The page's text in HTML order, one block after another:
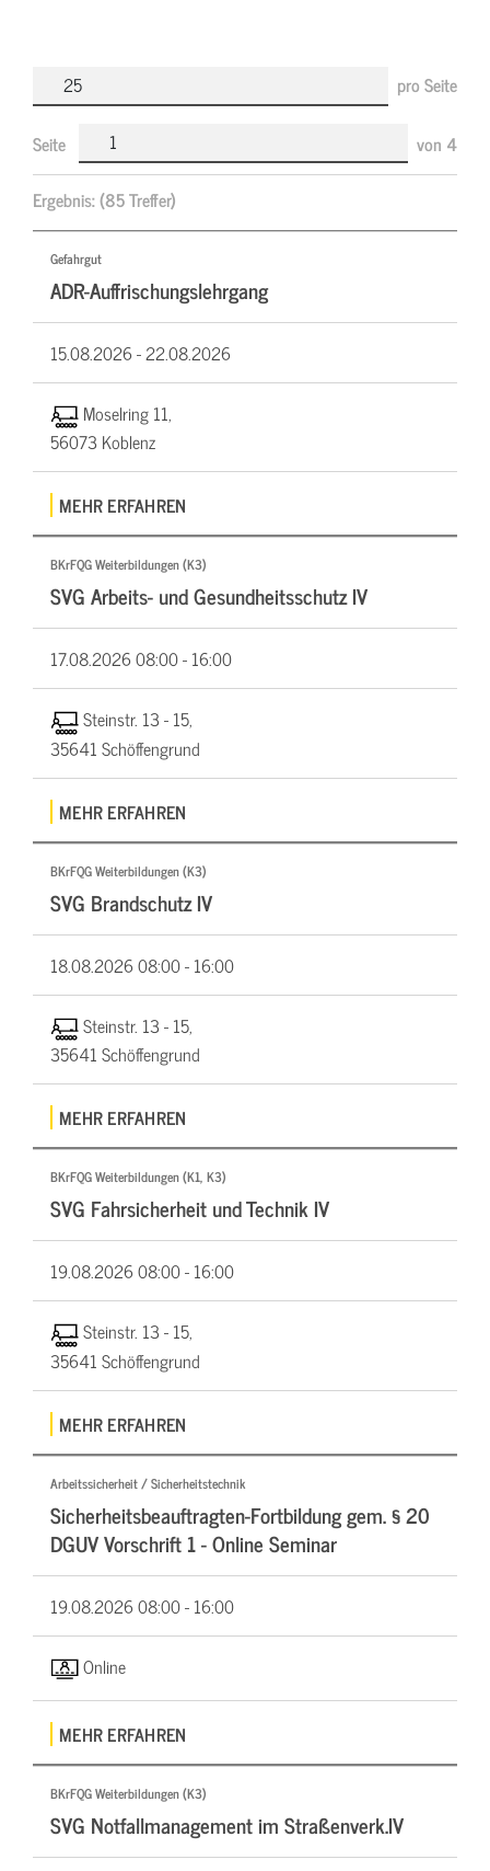
pro Seite
Seite von 4
Ergebnis:(85 Treffer)
Gefahrgut
ADR-Auffrischungslehrgang
15.08.2026 -22.08.2026
Moselring 11,
56073 Koblenz
MEHR ERFAHREN
BKrFQG Weiterbildungen (K3)
SVG Arbeits- und Gesundheitsschutz IV
17.08.202608:00 - 16:00
Steinstr. 13 - 15,
35641 Schöffengrund
MEHR ERFAHREN
BKrFQG Weiterbildungen (K3)
SVG Brandschutz IV
18.08.202608:00 - 16:00
Steinstr. 13 - 15,
35641 Schöffengrund
MEHR ERFAHREN
BKrFQG Weiterbildungen (K1, K3)
SVG Fahrsicherheit und Technik IV
19.08.202608:00 - 16:00
Steinstr. 13 - 15,
35641 Schöffengrund
MEHR ERFAHREN
Arbeitssicherheit / Sicherheitstechnik
Sicherheitsbeauftragten-Fortbildung gem. § 20
DGUV Vorschrift 1 - Online Seminar
19.08.202608:00 - 16:00
Online
MEHR ERFAHREN
BKrFQG Weiterbildungen (K3)
SVG Notfallmanagement im Straßenverk.IV